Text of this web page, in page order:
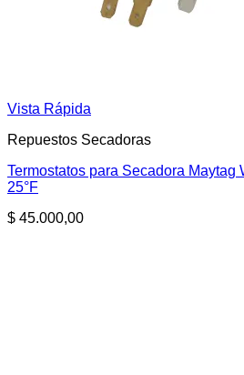
Vista Rápida
Repuestos Secadoras
Termostatos para Secadora Maytag
25°F
$ 45.000,00